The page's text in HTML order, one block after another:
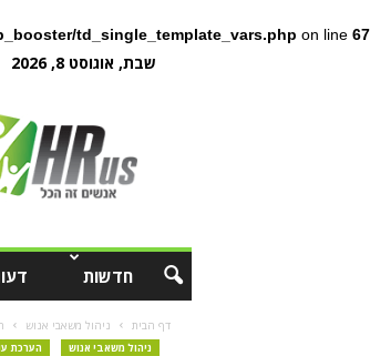
td_single_template_vars.php on line 67
שבת, אוגוסט 8, 2026
חדשות
דף הבית ניהול משאבי אנוש
ניהול משאבי אנוש הערכת